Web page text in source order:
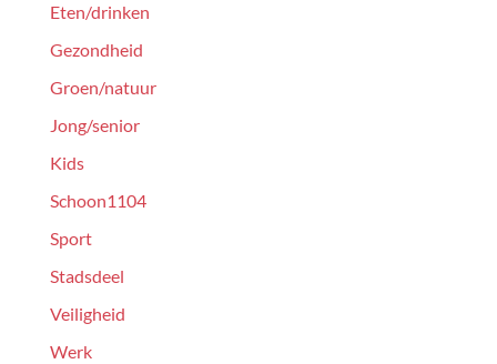
Eten/drinken
Gezondheid
Groen/natuur
Jong/senior
Kids
Schoon1104
Sport
Stadsdeel
Veiligheid
Werk